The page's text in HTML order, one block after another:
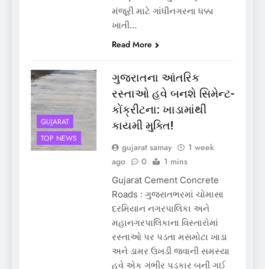
મંજૂરી માટે ગાંધીનગરના ધક્કા
ખાતી…
Read More
GUJARAT
TOP NEWS
ગુજરાતના આંતરિક
રસ્તાઓ હવે બનશે સિમેન્ટ-
કોંક્રીટના: ખાડામાંથી
કાયમી મુક્તિ!
gujarat samay
1 week
ago
0 1 mins
Gujarat Cement Concrete
Roads : ગુજરાતભરમાં ચોમાસા
દરમિયાન નગરપાલિકા અને
મહાનગરપાલિકાના વિસ્તારોમાં
રસ્તાઓ પર પડતા મસમોટા ખાડા
અને ડામર ઉખડી જવાની સમસ્યા
હવે એક ગંભીર પડકાર બની ગઈ